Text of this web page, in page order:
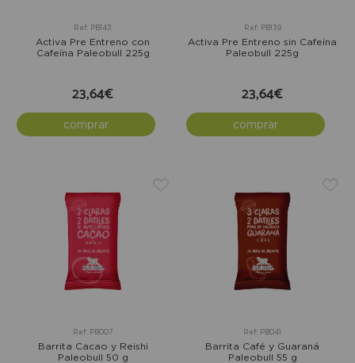
Ref: PB143
Activa Pre Entreno con
Cafeína Paleobull 225g
23,64€
comprar
Ref: PB139
Activa Pre Entreno sin Cafeína
Paleobull 225g
23,64€
comprar
Ref: PB007
Barrita Cacao y Reishi
Paleobull 50 g
Ref: PB041
Barrita Café y Guaraná
Paleobull 55 g